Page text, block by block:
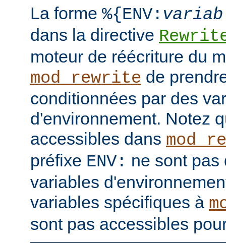
La forme %{ENV:
dans la directive
moteur de réécriture du
mod_rewrite de
conditionnées par des
d'environnement. Notez
accessibles dans
préfixe ENV: ne sont pas
variables
variables spécifiques à
sont pas accessibles